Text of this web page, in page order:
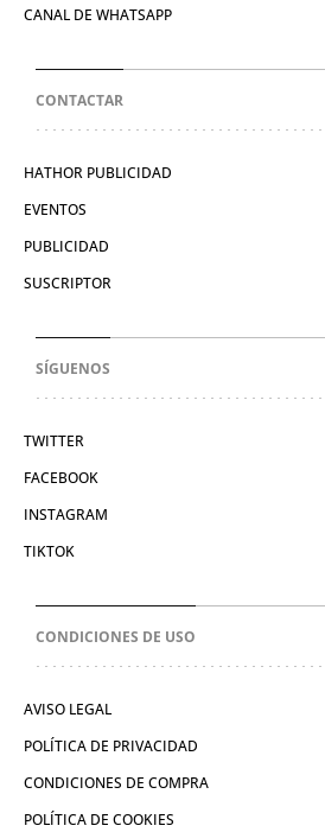
CANAL DE WHATSAPP
CONTACTAR
HATHOR PUBLICIDAD
EVENTOS
PUBLICIDAD
SUSCRIPTOR
SÍGUENOS
TWITTER
FACEBOOK
INSTAGRAM
TIKTOK
CONDICIONES DE USO
AVISO LEGAL
POLÍTICA DE PRIVACIDAD
CONDICIONES DE COMPRA
POLÍTICA DE COOKIES